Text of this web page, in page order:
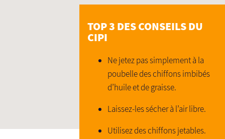
TOP 3 DES CONSEILS DU
CIPI
Ne jetez pas simplement à la
poubelle des chiffons imbibés
d’huile et de graisse.
Laissez-les sécher à l’air libre.
Utilisez des chiffons jetables.